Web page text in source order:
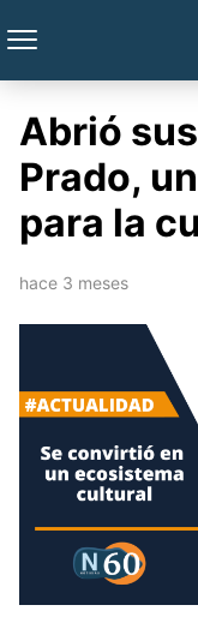
Abrió
Prado,
para la
hace 3 meses